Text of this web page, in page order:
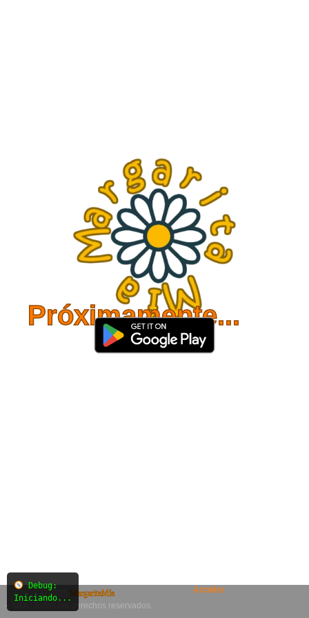
Próximamente...
© 2025
MargaritaMía
– SiO₂. Todos los derechos reservados.
Acceder
Debug:
Iniciando...